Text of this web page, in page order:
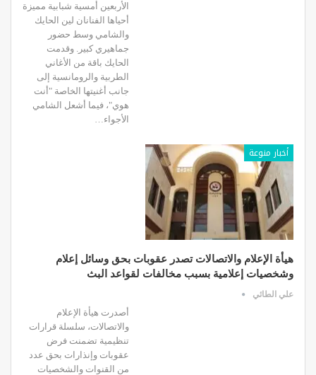
الأربعين أمسية شبابية مميزة
أحياها الفنانان لين الحايك
والشامي وسط حضور
جماهيري كبير. وقدمت
الحايك باقة من الأغاني
الطربية والرومانسية إلى
جانب أغنيتها الخاصة "أنت
هوي"، فيما أشعل الشامي
الأجواء…
أخبار منوعة
هيأة الإعلام والاتصالات تصدر عقوبات بحق وسائل إعلام
وشخصيات إعلامية بسبب مخالفات لقواعد البث
علي الطائي
أصدرت هيأة الإعلام
والاتصالات، سلسلة قرارات
تنظيمية تضمنت فرض
عقوبات وإنذارات بحق عدد
من القنوات والشخصيات